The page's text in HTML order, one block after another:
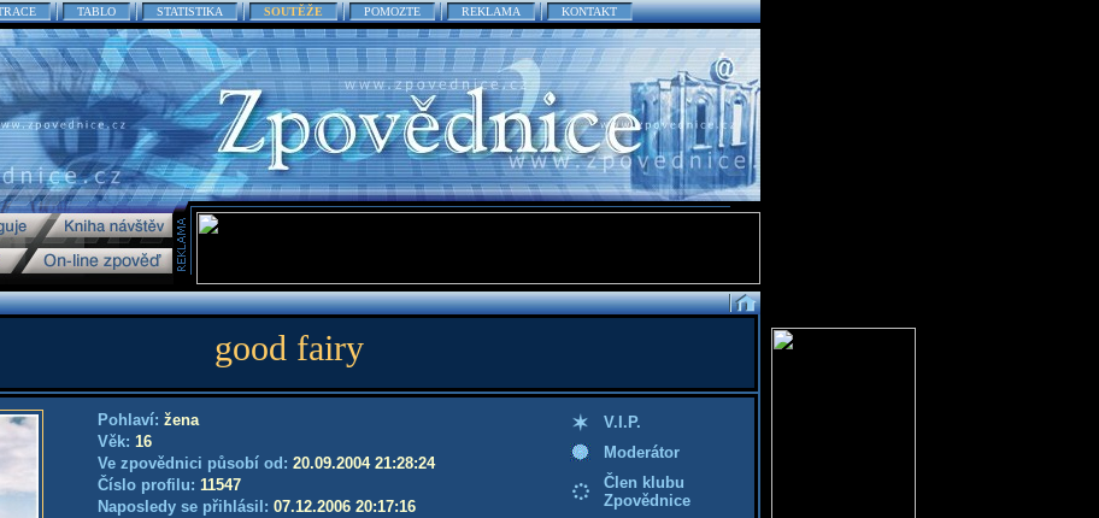
TABLO STATISTIKA SOUTĚŽE POMOZTE REKLAMA KONTAKT
good fairy
Pohlaví: žena
Věk: 16
Ve zpovědnici působí od: 20.09.2004 21:28:24
Číslo profilu: 11547
Naposledy se přihlásil: 07.12.2006 20:17:16
V.I.P.
Moderátor
Člen klubu
Zpovědnice